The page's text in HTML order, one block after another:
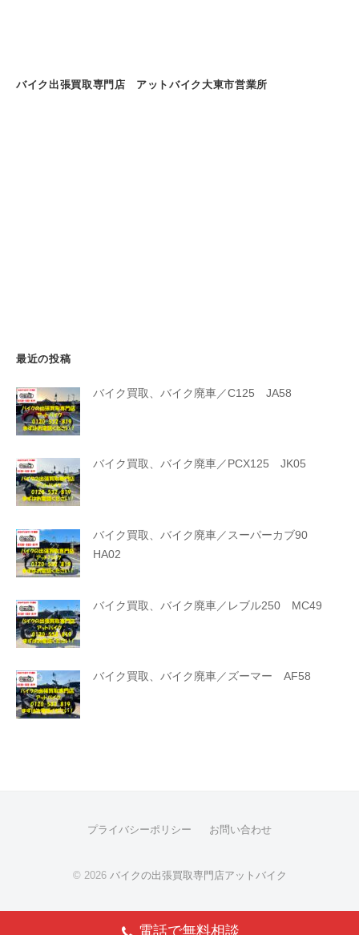
バイク出張買取専門店 アットバイク大東市営業所
最近の投稿
バイク買取、バイク廃車／C125 JA58
バイク買取、バイク廃車／PCX125 JK05
バイク買取、バイク廃車／スーパーカブ90
HA02
バイク買取、バイク廃車／レブル250 MC49
バイク買取、バイク廃車／ズーマー AF58
プライバシーポリシー お問い合わせ
© 2026 バイクの出張買取専門店アットバイク
電話で無料相談